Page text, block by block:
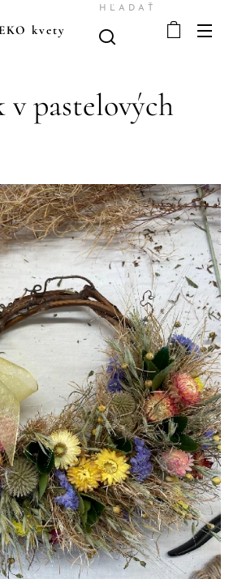
EKO kvety
HĽADAŤ
v pastelových